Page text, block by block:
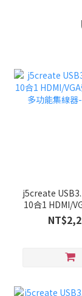
j5create
10合1 HDMI/
顯示多功能